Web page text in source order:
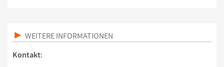
WEITERE INFORMATIONEN
Kontakt: